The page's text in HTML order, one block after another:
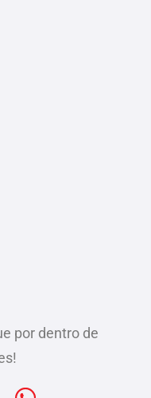
por dentro de